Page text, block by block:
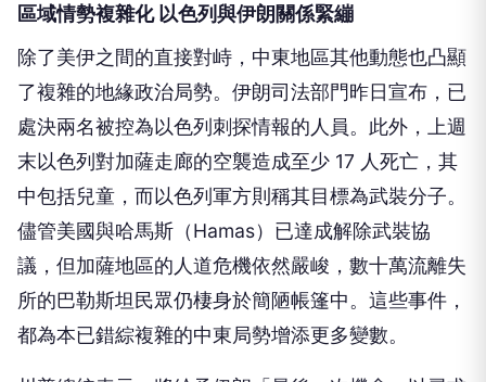
區域情勢複雜化 以色列與伊朗關係緊繃
除了美伊之間的直接對峙，中東地區其他動態也凸顯
了複雜的地緣政治局勢。伊朗司法部門昨日宣布，已
處決兩名被控為以色列刺探情報的人員。此外，上週
末以色列對加薩走廊的空襲造成至少 17 人死亡，其
中包括兒童，而以色列軍方則稱其目標為武裝分子。
儘管美國與哈馬斯（Hamas）已達成解除武裝協
議，但加薩地區的人道危機依然嚴峻，數十萬流離失
所的巴勒斯坦民眾仍棲身於簡陋帳篷中。這些事件，
都為本已錯綜複雜的中東局勢增添更多變數。